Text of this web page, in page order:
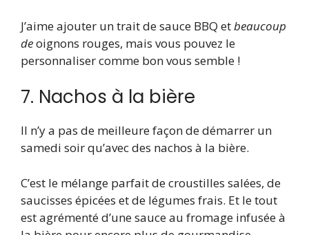
J’aime ajouter un trait de sauce BBQ etbeaucoup
deoignons rouges, mais vous pouvez le
personnaliser comme bon vous semble !
7. Nachos à la bière
Il n’y a pas de meilleure façon de démarrer un
samedi soir qu’avec des nachos à la bière.
C’est le mélange parfait de croustilles salées, de
saucisses épicées et de légumes frais. Et le tout
est agrémenté d’une sauce au fromage infusée à